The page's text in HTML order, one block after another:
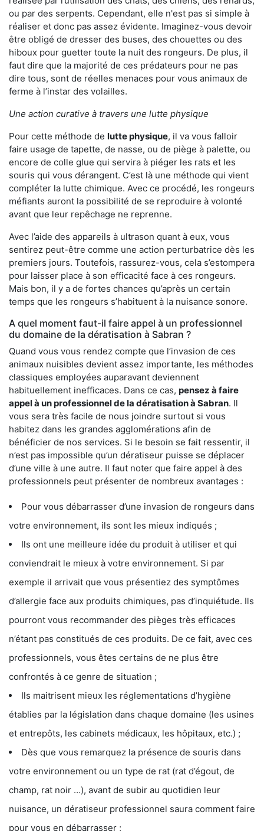
ou par des serpents. Cependant, elle n'est pas si simple à
réaliser et donc pas assez évidente. Imaginez-vous devoir
être obligé de dresser des buses, des chouettes ou des
hiboux pour guetter toute la nuit des rongeurs. De plus, il
faut dire que la majorité de ces prédateurs pour ne pas
dire tous, sont de réelles menaces pour vous animaux de
ferme à l’instar des volailles.
Une action curative à travers une lutte physique
Pour cette méthode de lutte physique, il va vous falloir
faire usage de tapette, de nasse, ou de piège à palette, ou
encore de colle glue qui servira à piéger les rats et les
souris qui vous dérangent. C’est là une méthode qui vient
compléter la lutte chimique. Avec ce procédé, les rongeurs
méfiants auront la possibilité de se reproduire à volonté
avant que leur repêchage ne reprenne.
Avec l’aide des appareils à ultrason quant à eux, vous
sentirez peut-être comme une action perturbatrice dès les
premiers jours. Toutefois, rassurez-vous, cela s’estompera
pour laisser place à son efficacité face à ces rongeurs.
Mais bon, il y a de fortes chances qu’après un certain
temps que les rongeurs s’habituent à la nuisance sonore.
A quel moment faut-il faire appel à un professionnel
du domaine de la dératisation à Sabran ?
Quand vous vous rendez compte que l’invasion de ces
animaux nuisibles devient assez importante, les méthodes
classiques employées auparavant deviennent
habituellement inefficaces. Dans ce cas, pensez à faire
appel à un professionnel de la dératisation à Sabran. Il
vous sera très facile de nous joindre surtout si vous
habitez dans les grandes agglomérations afin de
bénéficier de nos services. Si le besoin se fait ressentir, il
n’est pas impossible qu’un dératiseur puisse se déplacer
d’une ville à une autre. Il faut noter que faire appel à des
professionnels peut présenter de nombreux avantages :
Pour vous débarrasser d’une invasion de rongeurs dans
votre environnement, ils sont les mieux indiqués ;
Ils ont une meilleure idée du produit à utiliser et qui
conviendrait le mieux à votre environnement. Si par
exemple il arrivait que vous présentiez des symptômes
d’allergie face aux produits chimiques, pas d’inquiétude. Ils
pourront vous recommander des pièges très efficaces
n’étant pas constitués de ces produits. De ce fait, avec ces
professionnels, vous êtes certains de ne plus être
confrontés à ce genre de situation ;
Ils maitrisent mieux les réglementations d’hygiène
établies par la législation dans chaque domaine (les usines
et entrepôts, les cabinets médicaux, les hôpitaux, etc.) ;
Dès que vous remarquez la présence de souris dans
votre environnement ou un type de rat (rat d’égout, de
champ, rat noir …), avant de subir au quotidien leur
nuisance, un dératiseur professionnel saura comment faire
pour vous en débarrasser ;